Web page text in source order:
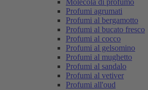
Molecola di profumo
Profumi agrumati
Profumi al bergamotto
Profumi al bucato fresco
Profumi al cocco
Profumi al gelsomino
Profumi al mughetto
Profumi al sandalo
Profumi al vetiver
Profumi all'oud